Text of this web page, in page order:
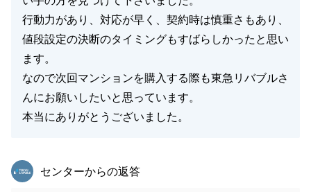
行動力があり、対応が早く、契約時は慎重さもあり、
値段設定の決断のタイミングもすばらしかったと思い
ます。
なので次回マンションを購入する際も東急リバブルさ
んにお願いしたいと思っています。
本当にありがとうございました。
東急リバブル
センターからの返答